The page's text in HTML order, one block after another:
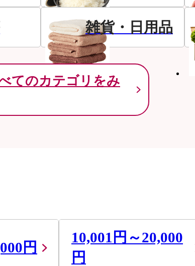
雑貨・日用品
てのカテゴリをみ
円
10,001円～20,000
円